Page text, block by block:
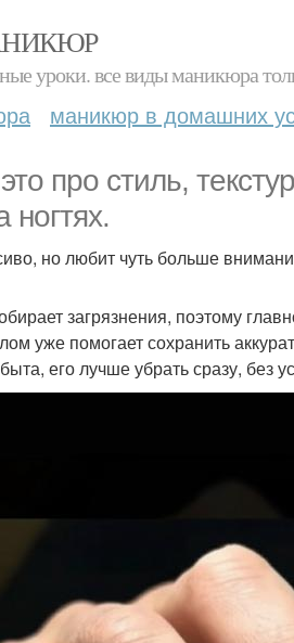
уроки. все виды маникюра
маникюр в домашних
про стиль,
но любит чуть больше
загрязнения, поэтому
уже помогает сохранить
его лучше убрать сразу, без